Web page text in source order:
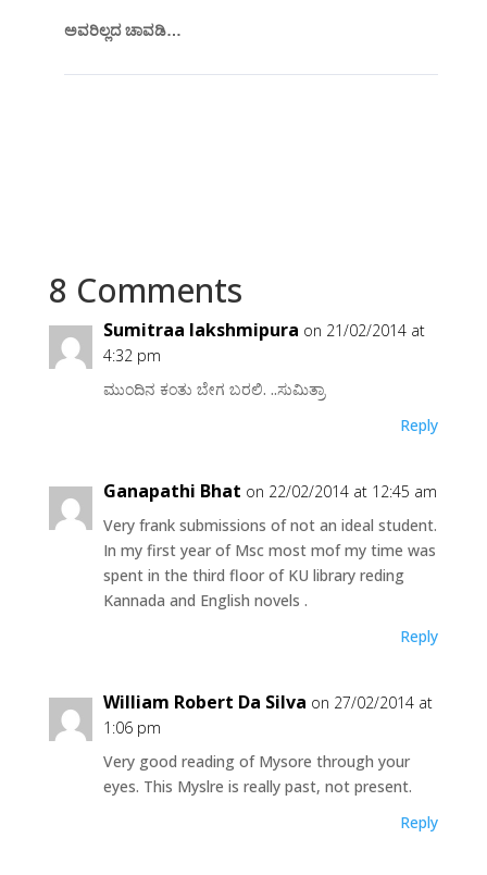
ಅವರಿಲ್ಲದ ಚಾವಡಿ…
8 Comments
Sumitraa lakshmipura on 21/02/2014 at
4:32 pm
ಮುಂದಿನ ಕಂತು ಬೇಗ ಬರಲಿ. ..ಸುಮಿತ್ರಾ
Reply
Ganapathi Bhat on 22/02/2014 at 12:45 am
Very frank submissions of not an ideal student.
In my first year of Msc most mof my time was
spent in the third floor of KU library reding
Kannada and English novels .
Reply
William Robert Da Silva on 27/02/2014 at
1:06 pm
Very good reading of Mysore through your
eyes. This Myslre is really past, not present.
Reply